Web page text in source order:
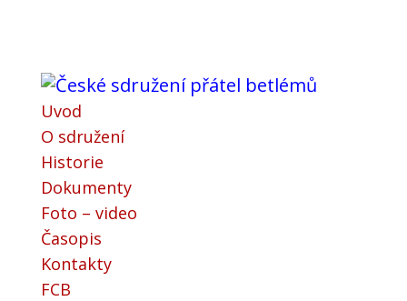
Uvod
O sdružení
Historie
Dokumenty
Foto – video
Časopis
Kontakty
FCB